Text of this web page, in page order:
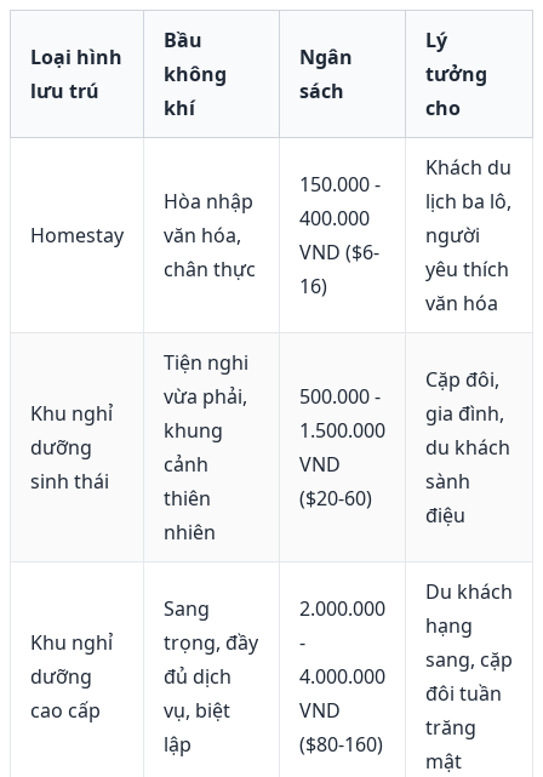
Loại hình
lưu trú
Bầu
không
khí
Ngân
sách
Lý
tưởng
cho
Homestay
Hòa nhập
văn hóa,
chân thực
150.000 -
400.000
VND ($6-
16)
Khách du
lịch ba lô,
người
yêu thích
văn hóa
Khu nghỉ
dưỡng
sinh thái
Tiện nghi
vừa phải,
khung
cảnh
thiên
nhiên
500.000 -
1.500.000
VND
($20-60)
Cặp đôi,
gia đình,
du khách
sành
điệu
Khu nghỉ
dưỡng
cao cấp
Sang
trọng, đầy
đủ dịch
vụ, biệt
lập
2.000.000
-
4.000.000
VND
($80-160)
Du khách
hạng
sang, cặp
đôi tuần
trăng
mật